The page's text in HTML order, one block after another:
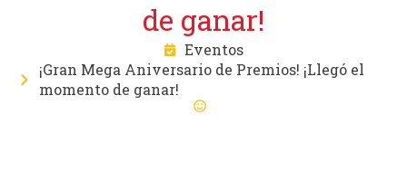
de ganar!
Eventos
¡Gran Mega Aniversario de Premios! ¡Llegó el
momento de ganar!